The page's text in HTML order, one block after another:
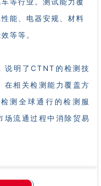
能、电器安规、材料
等等。
明了CTNT的检测技
在相关检测能力覆盖方
测全球通行的检测服
场流通过程中消除贸易